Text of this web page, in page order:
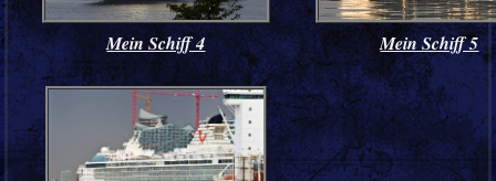
Mein Schiff 4 Mein Schiff 5